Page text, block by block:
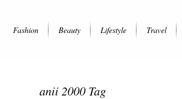
Fashion Beauty Lifestyle Travel
anii 2000 Tag